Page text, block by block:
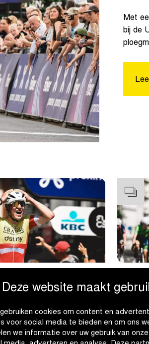
Deze website maakt
cookies om content en
voor social media te bieden en om ons
we informatie over uw gebruik van
Met
bij de
snelste bij